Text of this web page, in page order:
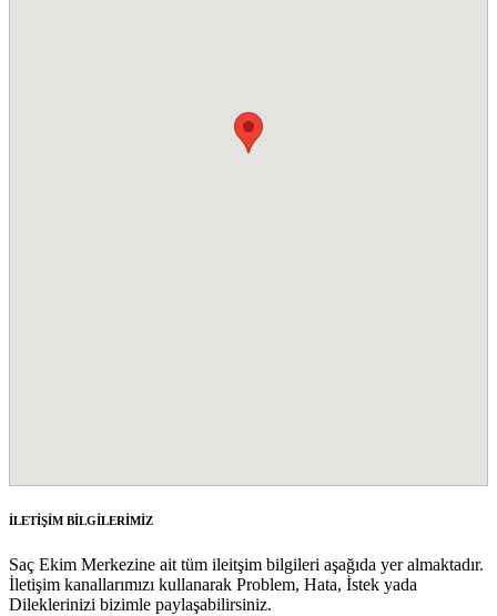
İLETİŞİM BİLGİLERİMİZ
Saç Ekim Merkezine ait tüm ileitşim bilgileri aşağıda yer almaktadır.
İletişim kanallarımızı kullanarak Problem, Hata, İstek yada
Dileklerinizi bizimle paylaşabilirsiniz.